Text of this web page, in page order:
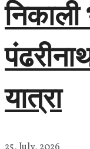
निकाली
यात्रा